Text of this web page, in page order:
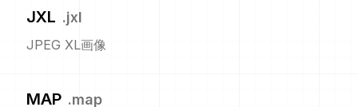
JXL .jxl
JPEG XL画像
MAP .map